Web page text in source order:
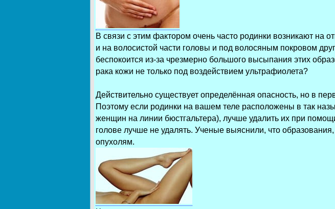
В связи с этим фактором очень часто родинки возникают на
и на волосистой части головы и под волосяным покровом
беспокоится из-за чрезмерно большого высыпания этих
рака кожи не только под воздействием ультрафиолета?
Действительно существует определённая опасность, но в
Поэтому если родинки на вашем теле расположены в так
женщин на линии бюстгальтера), лучше удалить их при
голове лучше не удалять. Ученые выяснили, что
опухолям.